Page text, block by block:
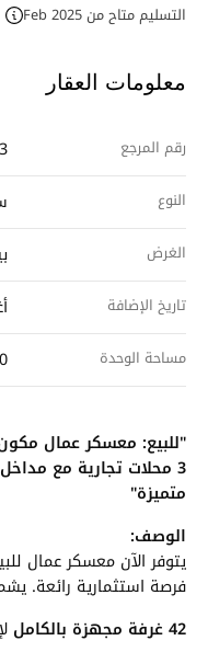
التسليم متاح من Feb 2025
معلومات العقار
رقم المرجع
النوع
الغرض
تاريخ الإضافة
مساحة الوحدة
3 محلات تجارية مع
متميزة"
الوصف:
يتوفر الآن معسكر عمال
فرصة استثمارية رائعة.
42 غرفة مجهزة بالكامل